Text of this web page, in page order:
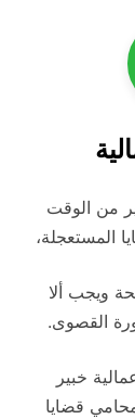
من الوقت
ويجب ألا
القصوى.
خبير
قضايا